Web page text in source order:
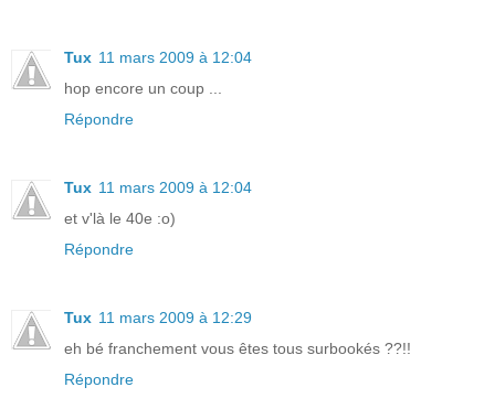
Tux 11 mars 2009 à 12:04
hop encore un coup ...
Répondre
Tux 11 mars 2009 à 12:04
et v'là le 40e :o)
Répondre
Tux 11 mars 2009 à 12:29
eh bé franchement vous êtes tous surbookés ??!!
Répondre